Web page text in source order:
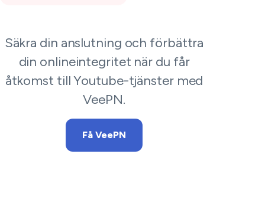
Säkra din anslutning och förbättra
din onlineintegritet när du får
åtkomst till Youtube-tjänster med
VeePN.
Få VeePN